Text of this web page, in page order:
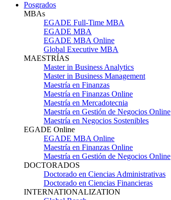
Posgrados
MBAs
EGADE Full-Time MBA
EGADE MBA
EGADE MBA Online
Global Executive MBA
MAESTRÍAS
Master in Business Analytics
Master in Business Management
Maestría en Finanzas
Maestría en Finanzas Online
Maestría en Mercadotecnia
Maestría en Gestión de Negocios Online
Maestría en Negocios Sostenibles
EGADE Online
EGADE MBA Online
Maestría en Finanzas Online
Maestría en Gestión de Negocios Online
DOCTORADOS
Doctorado en Ciencias Administrativas
Doctorado en Ciencias Financieras
INTERNATIONALIZATION